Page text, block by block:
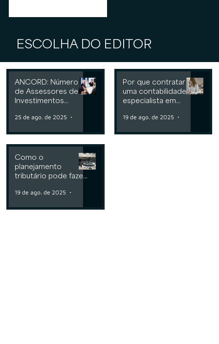
investimentos em
ESCOLHA DO EDITOR
ANCORD: Número
de Assessores de
Investimentos
últimos 12 meses
25 de ago. de 2025
Por que contratar
uma contabilidade
especialista em
investimentos
19 de ago. de 2025
Como o
planejamento
tributário pode fazer
Consultorias ou
19 de ago. de 2025